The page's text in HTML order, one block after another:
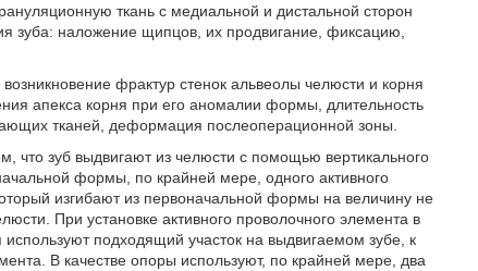
ткань с медиальной и дистальной сторон
зуба: наложение щипцов, их продвигание, фиксацию,
фрактур стенок альвеолы челюсти и корня
апекса корня при его аномалии формы, длительность
тканей, деформация послеоперационной зоны.
что зуб выдвигают из челюсти с помощью вертикального
формы, по крайней мере, одного активного
изгибают из первоначальной формы на величину не
При установке активного проволочного элемента в
подходящий участок на выдвигаемом зубе, к
В качестве опоры используют, по крайней мере, два